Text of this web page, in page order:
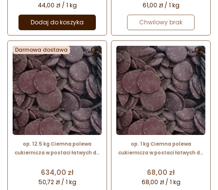
Ingredients
44,00 zł / 1 kg
Dodaj do koszyka
61,00 zł / 1 kg
Chwilowy brak
Darmowa dostawa
op. 12.5 kg Ciemna polewa
cukiernicza w postaci łatwych do
Temp Dark - Bakels Bakery
Ingredients
Cena
634,00 zł
50,72 zł / 1 kg

op. 1 kg Ciemna polewa
cukiernicza w postaci łatwych do
Temp Dark - Bakels Bakery
Ingredients
Cena
68,00 zł
68,00 zł / 1 kg
